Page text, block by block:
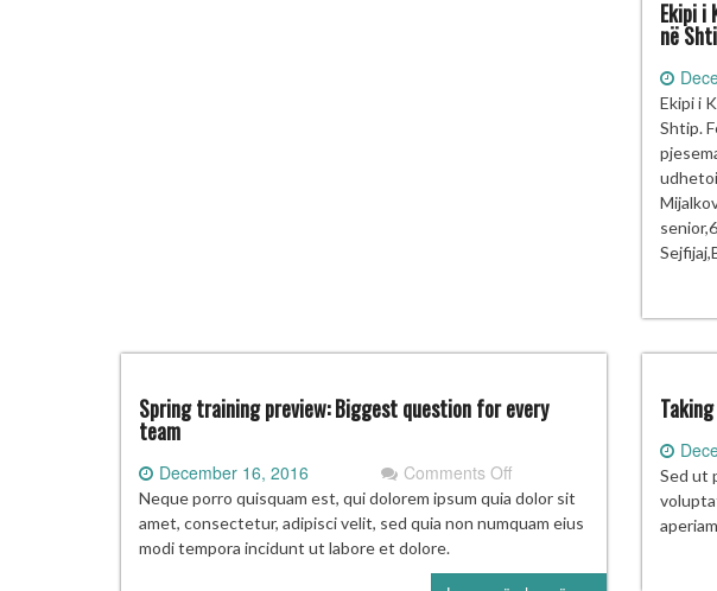
Ekipi i
në
Ekipi i
Shtip.
Spring training preview: Biggest question for every
team
December 16, 2016 Comments Offon
Spring
training
Biggest
Neque porro quisquam est, qui dolorem ipsum quia dolor sit
amet, consectetur, adipisci velit, sed quia non numquam eius
modi tempora incidunt ut labore et dolore.
Sed ut